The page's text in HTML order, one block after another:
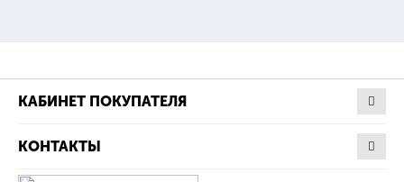
165
КАБИНЕТ ПОКУПАТЕЛЯ
КОНТАКТЫ